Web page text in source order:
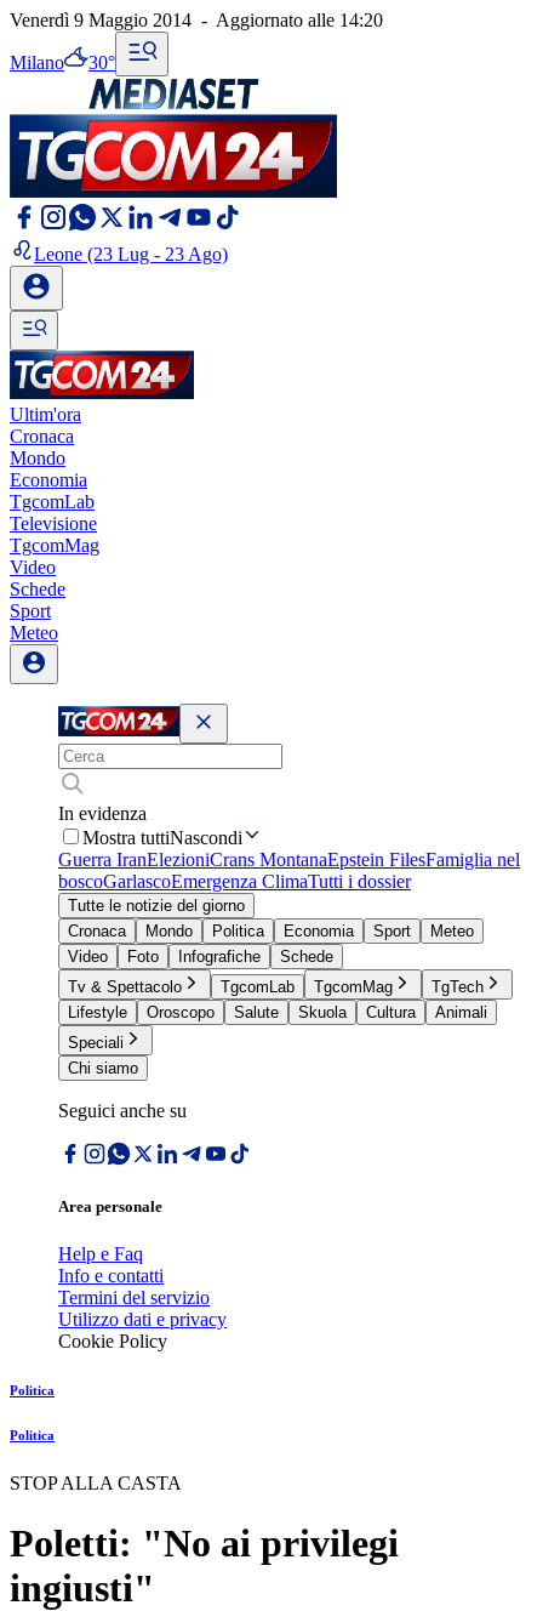
Venerdì 9 Maggio 2014 - Aggiornato alle 14:20
Milano 30°
Leone (23 Lug - 23 Ago)
Ultim'ora
Cronaca
Mondo
Economia
TgcomLab
Televisione
TgcomMag
Video
Schede
Sport
Meteo
In evidenza
Mostra tuttiNascondi
Guerra IranElezioniCrans MontanaEpstein FilesFamiglia nel
boscoGarlascoEmergenza ClimaTutti i dossier
Tutte le notizie del giorno
Cronaca
Mondo Politica Economia Sport
Meteo
Video
Foto Infografiche
Schede
Tv & Spettacolo
TgcomLab TgcomMag
TgTech
Lifestyle
Oroscopo Salute Skuola Cultura
Animali
Speciali
Chi siamo
Seguici anche su
Area personale
Help e Faq
Info e contatti
Termini del servizio
Utilizzo dati e privacy
Cookie Policy
Politica
Politica
STOP ALLA CASTA
Poletti: "No ai privilegi
ingiusti"